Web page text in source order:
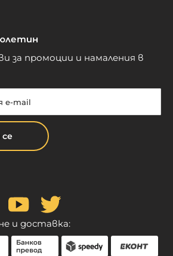
за промоции и намаления в
и доставка: